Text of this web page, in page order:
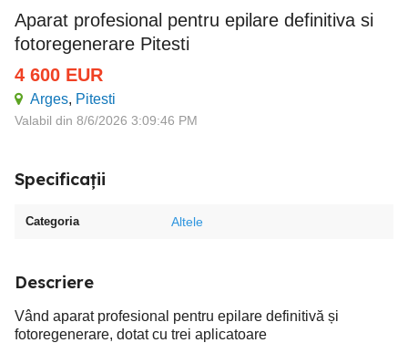
Aparat profesional pentru epilare definitiva si
fotoregenerare Pitesti
4 600 EUR
Arges, Pitesti
Valabil din 8/6/2026 3:09:46 PM
Specificații
Categoria Altele
Descriere
Vând aparat profesional pentru epilare definitivă și
fotoregenerare, dotat cu trei aplicatoare